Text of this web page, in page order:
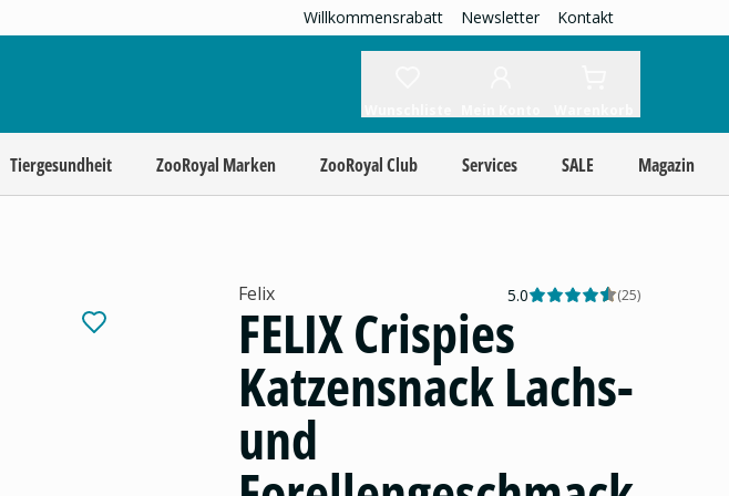
Willkommensrabatt Newsletter Kontakt
Tiergesundheit ZooRoyal Marken ZooRoyal Club Services SALE Magazin
Felix 5.0 (25)
FELIX Crispies
Katzensnack Lachs-
und